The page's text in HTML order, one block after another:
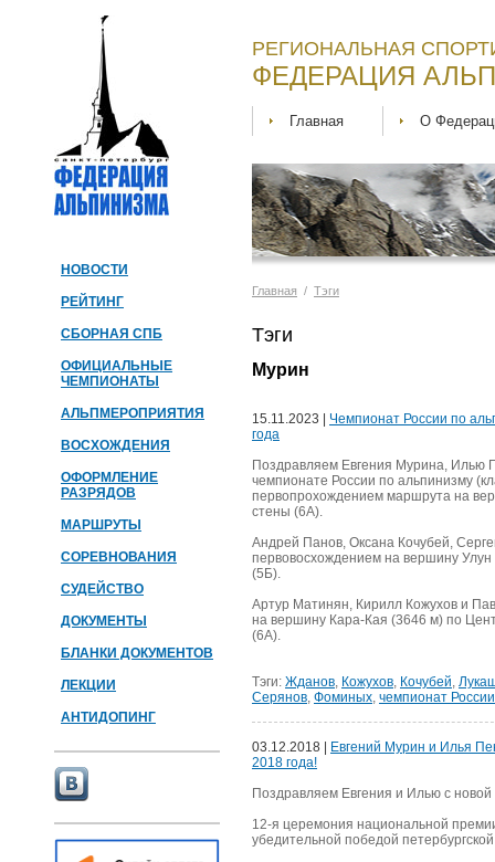
НОВОСТИ
РЕЙТИНГ
СБОРНАЯ СПБ
ОФИЦИАЛЬНЫЕ
ЧЕМПИОНАТЫ
АЛЬПМЕРОПРИЯТИЯ
ВОСХОЖДЕНИЯ
ОФОРМЛЕНИЕ
РАЗРЯДОВ
МАРШРУТЫ
СОРЕВНОВАНИЯ
СУДЕЙСТВО
ДОКУМЕНТЫ
БЛАНКИ ДОКУМЕНТОВ
ЛЕКЦИИ
АНТИДОПИНГ
РЕГИОНАЛЬНАЯ
ФЕДЕРАЦИЯ
Главная О
Главная / Тэги
Тэги
Мурин
15.11.2023 | Чемпионат России по
года
Поздравляем Евгения Мурина, Илью
чемпионате России по альпинизму
первопрохождением маршрута на
стены (6А).
Андрей Панов, Оксана Кочубей,
первовосхождением на вершину
(5Б).
Артур Матинян, Кирилл Кожухов и
на вершину Кара-Кая (3646 м) по
(6А).
Тэги: Жданов, Кожухов, Кочубей,
Серянов, Фоминых, чемпионат России
03.12.2018 |
Евгений Мурин и Илья
2018 года!
Поздравляем Евгения и Илью с
12-я церемония национальной
убедительной победой